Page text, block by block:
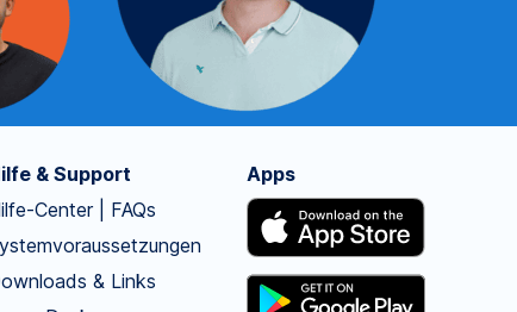
& Support
Center | FAQs
& Links
Apps